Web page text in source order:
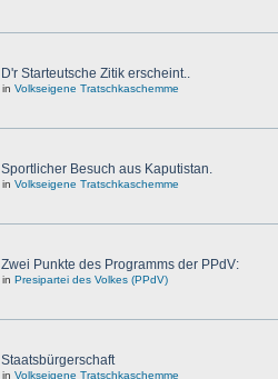
D'r Starteutsche Zitik erscheint..
in Volkseigene Tratschkaschemme
Sportlicher Besuch aus Kaputistan.
in Volkseigene Tratschkaschemme
Zwei Punkte des Programms der PPdV:
in Presipartei des Volkes (PPdV)
Staatsbürgerschaft
in Volkseigene Tratschkaschemme